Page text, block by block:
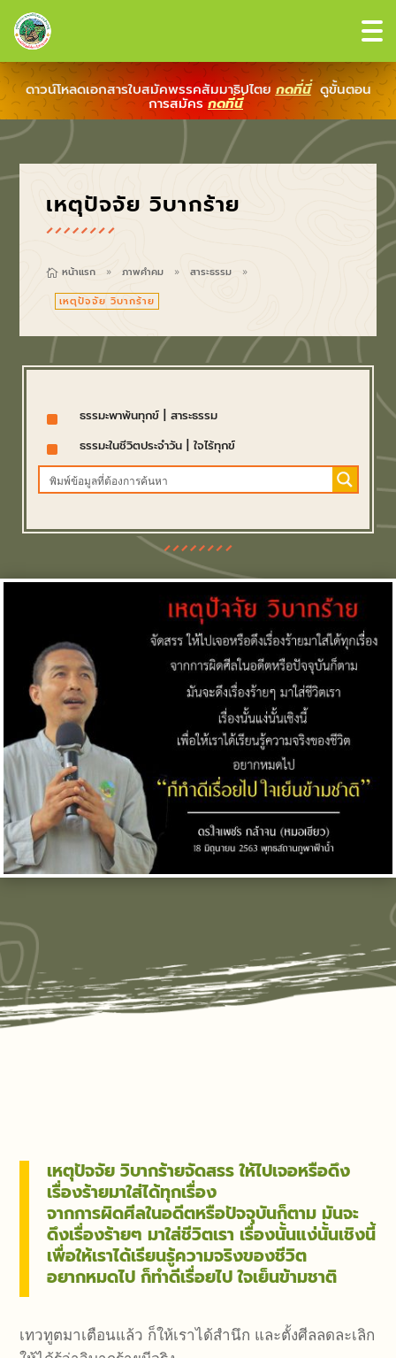
ดาวน์โหลดเอกสารใบสมัคพรรคสัมมาธิปไตย กดที่นี่ ดูขั้นตอน
การสมัครกดที่นี่
เหตุปัจจัย วิบากร้าย
 หน้าแรก 9 ภาพคำคม 9 สาระธรรม 9
เหตุปัจจัย วิบากร้าย
^ ธรรมะพาพ้นทุกข์| สาระธรรม
^ ธรรมะในชีวิตประจำวัน| ใจไร้ทุกข์
เหตุปัจจัย วิบากร้ายจัดสรร ให้ไปเจอหรือดึง
เรื่องร้ายมาใส่ได้ทุกเรื่อง
จากการผิดศีลในอดีตหรือปัจจุบันก็ตาม มันจะ
ดึงเรื่องร้ายๆ มาใส่ชีวิตเรา เรื่องนั้นแง่นั้นเชิงนี้
เพื่อให้เราได้เรียนรู้ความจริงของชีวิต
อยากหมดไป ก็ทำดีเรื่อยไป ใจเย็นข้ามชาติ
เทวทูตมาเตือนแล้ว ก็ให้เราได้สำนึก และตั้งศีลลดละเลิก